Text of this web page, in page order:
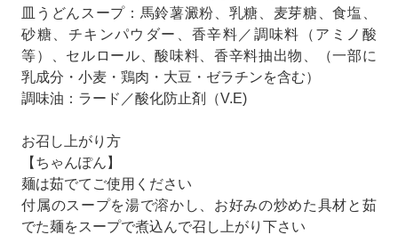
皿うどんスープ：馬鈴薯澱粉、乳糖、麦芽糖、食塩、
砂糖、チキンパウダー、香辛料／調味料（アミノ酸
等）、セルロール、酸味料、香辛料抽出物、（一部に
乳成分・小麦・鶏肉・大豆・ゼラチンを含む）
調味油：ラード／酸化防止剤（V.E)
お召し上がり方
【ちゃんぽん】
麺は茹でてご使用ください
付属のスープを湯で溶かし、お好みの炒めた具材と茹
でた麺をスープで煮込んで召し上がり下さい